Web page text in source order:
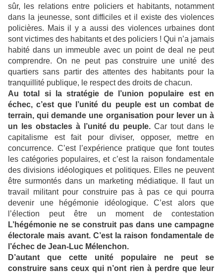
sûr, les relations entre policiers et habitants, notamment
dans la jeunesse, sont difficiles et il existe des violences
policières. Mais il y a aussi des violences urbaines dont
sont victimes des habitants et des policiers ! Qui n’a jamais
habité dans un immeuble avec un point de deal ne peut
comprendre. On ne peut pas construire une unité des
quartiers sans partir des attentes des habitants pour la
tranquillité publique, le respect des droits de chacun.
Au total si la stratégie de l’union populaire est en
échec, c’est que l’unité du peuple est un combat de
terrain, qui demande une organisation pour lever un à
un les obstacles à l’unité du peuple.Car tout dans le
capitalisme est fait pour diviser, opposer, mettre en
concurrence. C’est l’expérience pratique que font toutes
les catégories populaires, et c’est la raison fondamentale
des divisions idéologiques et politiques. Elles ne peuvent
être surmontés dans un marketing médiatique. Il faut un
travail militant pour construire pas à pas ce qui pourra
devenir une hégémonie idéologique. C’est alors que
l’élection peut être un moment de contestation
L’hégémonie ne se construit pas dans une campagne
électorale mais avant. C’est la raison fondamentale de
l’échec de Jean-Luc Mélenchon.
D’autant que cette unité populaire ne peut se
construire sans ceux qui n’ont rien à perdre que leur